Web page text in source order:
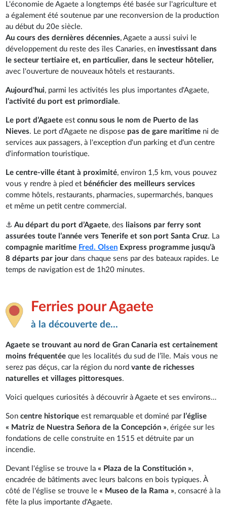
L'économie de Agaete a longtemps été basée sur l'agriculture et
a également été soutenue par une reconversion de la production
au début du 20e siècle.
Au cours des dernières décennies, Agaete a aussi suivi le
développement du reste des îles Canaries, eninvestissant dans
le secteur tertiaire et, en particulier, dans le secteur hôtelier,
avec l'ouverture de nouveaux hôtels et restaurants.
Aujourd'hui, parmi les activités les plus importantes d'Agaete,
l’activité du port est primordiale.
Le port d’Agaeteestconnu sous le nom de Puerto de las
Nieves. Le port d'Agaete ne dispose pas de gare maritime ni de
services aux passagers, à l'exception d'un parking et d'un centre
d'information touristique.
Le centre-ville étant à proximité, environ 1,5 km, vous pouvez
vous y rendre à pied et bénéficier des meilleurs services
comme hôtels, restaurants, pharmacies, supermarchés, banques
et même un petit centre commercial.
⚓Au départ du port d’Agaete, des liaisons par ferry sont
assurées toute l’année vers Tenerife et son port Santa Cruz. La
compagnie maritime Fred. Olsen Express programme jusqu’à
8 départs par jour dans chaque sens par des bateaux rapides. Le
temps de navigation est de 1h20 minutes.
Ferries pour Agaete
à la découverte de...
Agaete se trouvant au nord de Gran Canaria est certainement
moins fréquentéeque les localités du sud de l’île. Mais vous ne
serez pas déçus, car la région du nord vante de richesses
naturelles et villages pittoresques.
Voici quelques curiosités à découvrir à Agaete et ses environs…
Soncentre historique est remarquable et dominé parl’église
« Matriz de Nuestra Señora de la Concepción », érigée sur les
fondations de celle construite en 1515 et détruite par un
incendie.
Devant l'église se trouve la« Plaza de la Constitución »,
encadrée de bâtiments avec leurs balcons en bois typiques. À
côté de l'église se trouve le« Museo de la Rama », consacré à la
fête la plus importante d'Agaete.